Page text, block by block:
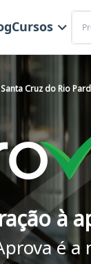
Cursos
Santa Cruz do Rio
à
é a